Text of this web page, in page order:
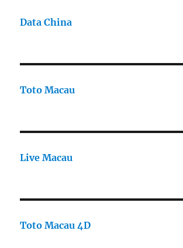
Data China
Toto Macau
Live Macau
Toto Macau 4D